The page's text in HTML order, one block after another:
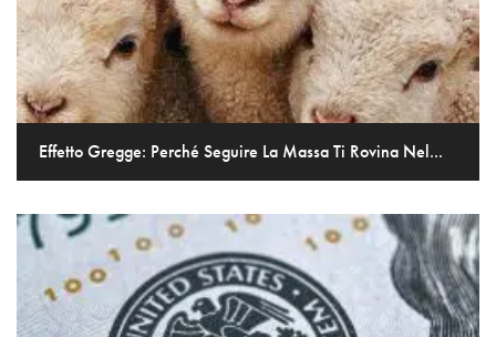
Effetto Gregge: Perché Seguire La Massa Ti Rovina Nel...